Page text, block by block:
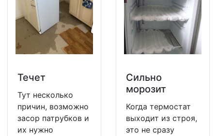
Течет
Тут несколько
причин, возможно
засор патрубков и
их нужно
Сильно
морозит
Когда термостат
выходит из строя,
это не сразу